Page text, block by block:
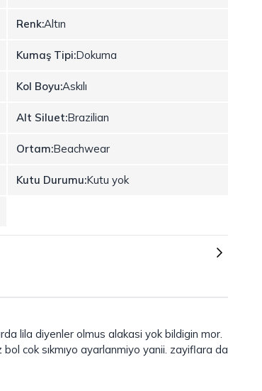
Renk:Altın
Kumaş Tipi:Dokuma
Kol Boyu:Askılı
Alt Siluet:Brazilian
Ortam:Beachwear
Kutu Durumu:Kutu yok
lila diyenler olmus alakasi yok bildigin mor.
cok sıkmıyo ayarlanmiyo yanii. zayiflara da